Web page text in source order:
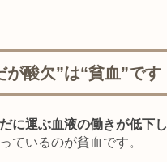
が酸欠”は“貧血”です
に運ぶ血液の働きが低下し
ているのが貧血です。